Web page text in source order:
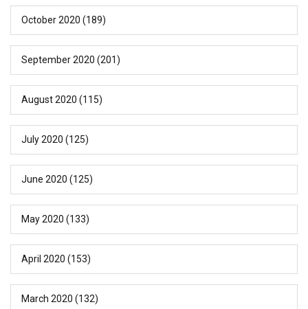
October 2020 (189)
September 2020 (201)
August 2020 (115)
July 2020 (125)
June 2020 (125)
May 2020 (133)
April 2020 (153)
March 2020 (132)